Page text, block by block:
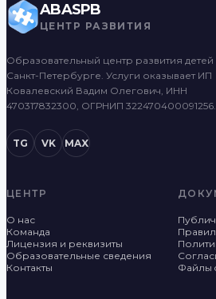
ABASPB
ЦЕНТР РАЗВИТИЯ
Образовательный центр развития детей
Санкт-Петербурге. Услуги оказывает ИП
Ковалевский Вадим Олегович, ИНН
470317832300, ОГРНИП 322470400091256.
TG VK MAX
ЦЕНТР
О нас
Команда
Лицензия и реквизиты
Образовательные сведения
Контакты
Файлы